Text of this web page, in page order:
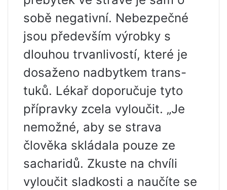
sobě negativní. Nebezpečné
jsou především výrobky s
dlouhou trvanlivostí, které je
dosaženo nadbytkem trans-
tuků. Lékař doporučuje tyto
přípravky zcela vyloučit. „Je
nemožné, aby se strava
člověka skládala pouze ze
sacharidů. Zkuste na chvíli
vyloučit sladkosti a naučíte se